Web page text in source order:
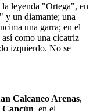
la leyenda "Ortega", en
y un diamante; una
una garra; en el
como una cicatriz
izquierdo. No se
Calcaneo Arenas,
Cancún , en el